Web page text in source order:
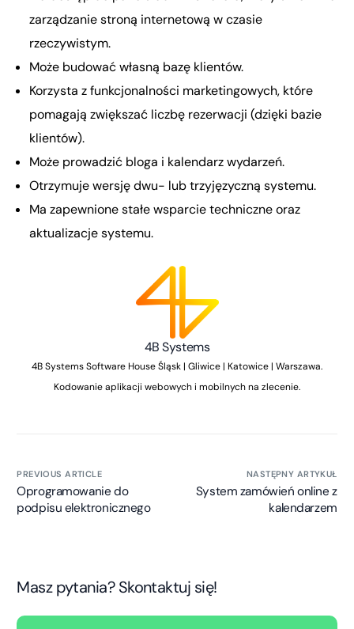
zarządzanie stroną internetową w czasie
rzeczywistym.
Może budować własną bazę klientów.
Korzysta z funkcjonalności marketingowych, które
pomagają zwiększać liczbę rezerwacji (dzięki bazie
klientów).
Może prowadzić bloga i kalendarz wydarzeń.
Otrzymuje wersję dwu- lub trzyjęzyczną systemu.
Ma zapewnione stałe wsparcie techniczne oraz
aktualizacje systemu.
4B Systems
4B Systems Software House Śląsk | Gliwice | Katowice | Warszawa.
Kodowanie aplikacji webowych i mobilnych na zlecenie.
PREVIOUS ARTICLE
Oprogramowanie do
podpisu elektronicznego
NASTĘPNY ARTYKUŁ
System zamówień online z
kalendarzem
Masz pytania? Skontaktuj się!